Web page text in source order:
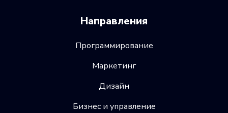
Направления
Программирование
Маркетинг
Дизайн
Бизнес и управление